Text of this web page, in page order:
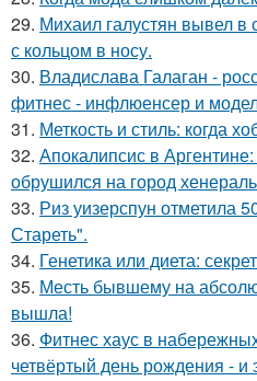
29. Михаил галустян вывел
с кольцом в носу.
30. Владислава Галаган -
фитнес - инфлюенсер и
31. Меткость и стиль: когда
32. Апокалипсис в
обрушился на город
33. Риз уизерспун отметила
Стареть".
34. Генетика или диета:
35. Месть бывшему на
вышла!
36. Фитнес хаус в
четвёртый день рождения - и